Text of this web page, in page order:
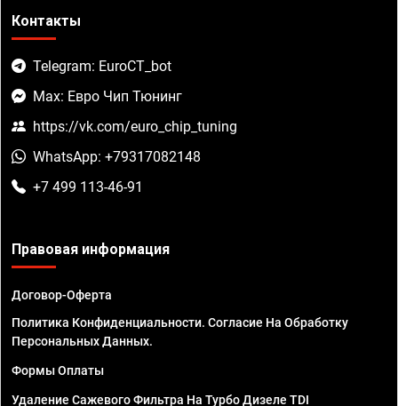
Контакты
Telegram: EuroCT_bot
Max: Евро Чип Тюнинг
https://vk.com/euro_chip_tuning
WhatsApp: +79317082148
+7 499 113-46-91
Правовая информация
Договор-Оферта
Политика Конфиденциальности. Согласие На Обработку
Персональных Данных.
Формы Оплаты
Удаление Сажевого Фильтра На Турбо Дизеле TDI